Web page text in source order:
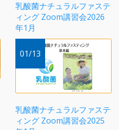
乳酸菌ナチュラルファステ
ィング Zoom講習会2026
年1月
01/13
乳酸菌ナチュラルファステ
ィング Zoom講習会2025